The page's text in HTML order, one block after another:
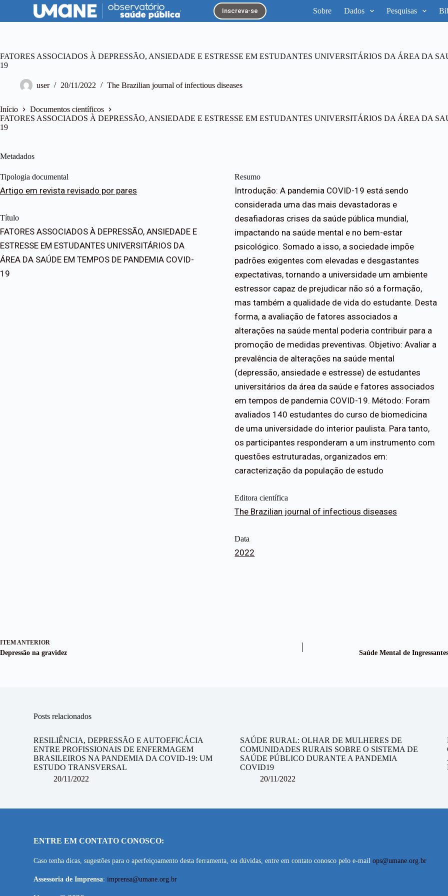
p
o
n
d
Inscreva-se Sobre Dados Pesquisas
FATORES ASSOCIADOS À DEPRESSÃO, ANSIEDADE E ESTRESSE EM ESTUDANTES UNIVERSITÁRIOS DA ÁREA DA
19
user 20/11/2022 The Brazilian journal of infectious diseases
Início
Documentos científicos
FATORES ASSOCIADOS À DEPRESSÃO, ANSIEDADE E ESTRESSE EM ESTUDANTES UNIVERSITÁRIOS DA ÁREA DA
19
Metadados
Tipologia documental
Artigo em revista revisado por pares
Título
FATORES ASSOCIADOS À DEPRESSÃO, ANSIEDADE E
ESTRESSE EM ESTUDANTES UNIVERSITÁRIOS DA
ÁREA DA SAÚDE EM TEMPOS DE PANDEMIA COVID-
19
Resumo
Introdução: A pandemia COVID-19 está sendo
considerada uma das mais devastadoras e
desafiadoras crises da saúde pública mundial,
impactando na saúde mental e no bem-estar
psicológico. Somado a isso, a sociedade impõe
padrões exigentes com elevadas e desgastantes
expectativas, tornando a universidade um ambiente
estressor capaz de prejudicar não só a formação,
mas também a qualidade de vida do estudante. Desta
forma, a avaliação de fatores associados a
alterações na saúde mental poderia contribuir para a
promoção de medidas preventivas. Objetivo: Avaliar a
prevalência de alterações na saúde mental
(depressão, ansiedade e estresse) de estudantes
universitários da área da saúde e fatores associados
em tempos de pandemia COVID-19. Método: Foram
avaliados 140 estudantes do curso de biomedicina
de uma universidade do interior paulista. Para tanto,
os participantes responderam a um instrumento com
questões estruturadas, organizados em:
caracterização da população de estudo
Editora científica
The Brazilian journal of infectious diseases
Data
2022
ITEM ANTERIOR
Depressão na gravidez Saúde Mental de
Posts relacionados
RESILIÊNCIA, DEPRESSÃO E AUTOEFICÁCIA
ENTRE PROFISSIONAIS DE ENFERMAGEM
BRASILEIROS NA PANDEMIA DA COVID-19: UM
ESTUDO TRANSVERSAL
20/11/2022
SAÚDE RURAL: OLHAR DE MULHERES DE
COMUNIDADES RURAIS SOBRE O SISTEMA DE
SAÚDE PÚBLICO DURANTE A PANDEMIA
COVID19
20/11/2022
ENTRE EM CONTATO CONOSCO:
Caso tenha dicas, sugestões para o aperfeiçoamento desta ferramenta, ou dúvidas, entre em contato conosco pelo e-mailops@umane.org.br
Assessoria de Imprensa:imprensa@umane.org.br